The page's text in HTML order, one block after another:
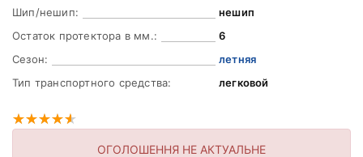
Шип/нешип:
нешип
Остаток протектора в мм.:
6
Сезон:
летняя
Тип транспортного средства:
легковой
ОГОЛОШЕННЯ НЕ АКТУАЛЬНЕ